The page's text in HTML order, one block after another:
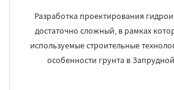
Разработка проектирования
достаточно сложный, в рамках
используемые строительные
особенности грунта в